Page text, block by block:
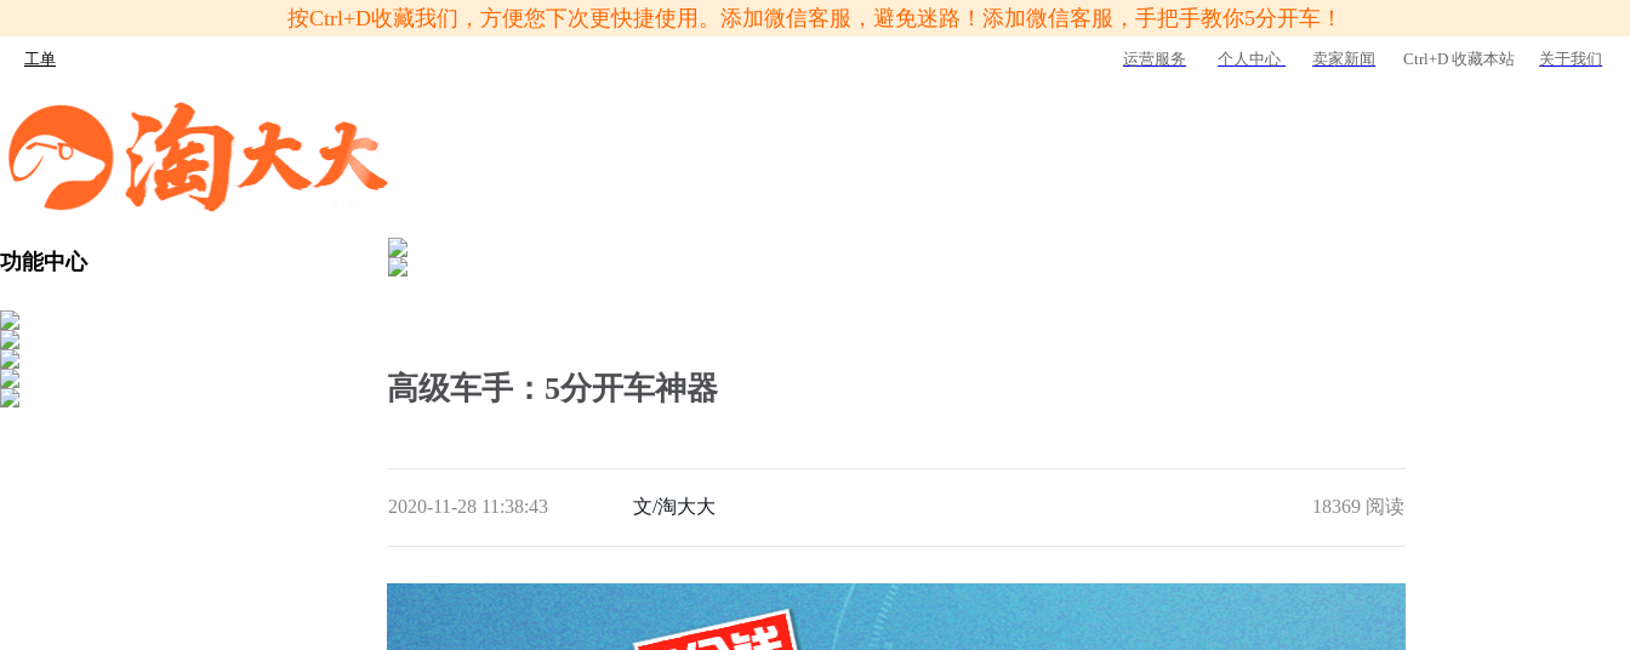
按Ctrl+D收藏我们，方便您下次更快捷使用。添加微信客服，避免迷路！添加微信客服，手把手教你5分开车！
工单 运营服务 个人中心 卖家新闻 Ctrl+D 收藏本站 关于我们
功能中心
高级车手：5分开车神器
2020-11-28 11:38:43 文/淘大大 18369 阅读